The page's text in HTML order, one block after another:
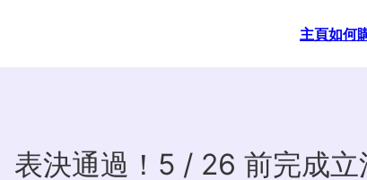
主頁如何
表決通過！5 / 26 前完成